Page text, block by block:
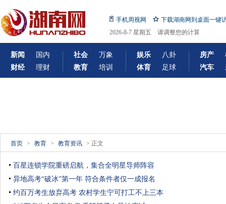
手机周视网
下载湖南网到桌面一键
2026-8-7 星期五 请调整您的计算
机日期!
新闻
国内
财经
理财
社会
万象
教育
培训
娱乐
八卦
体育
足球
房产
汽车
首页 > 教育 > 教育资讯 > 正文
百星连锁学院重磅启航，集合全明星导师阵容
异地高考“破冰”第一年 符合条件者仅一成报名
约百万考生放弃高考 农村学生宁可打工不上三本